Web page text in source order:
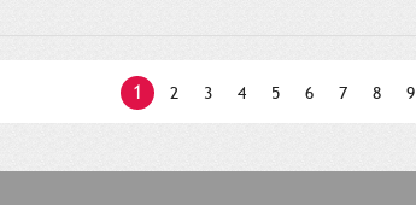
1 2 3 4 5 6 7 8 9